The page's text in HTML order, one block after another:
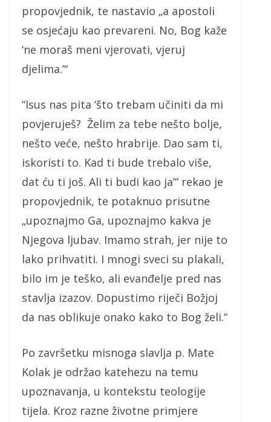
propovjednik, te nastavio „a apostoli
se osjećaju kao prevareni. No, Bog kaže
‘ne moraš meni vjerovati, vjeruj
djelima.’“
“Isus nas pita ‘što trebam učiniti da mi
povjeruješ? Želim za tebe nešto bolje,
nešto veće, nešto hrabrije. Dao sam ti,
iskoristi to. Kad ti bude trebalo više,
dat ću ti još. Ali ti budi kao ja’“ rekao je
propovjednik, te potaknuo prisutne
„upoznajmo Ga, upoznajmo kakva je
Njegova ljubav. Imamo strah, jer nije to
lako prihvatiti. I mnogi sveci su plakali,
bilo im je teško, ali evanđelje pred nas
stavlja izazov. Dopustimo riječi Božjoj
da nas oblikuje onako kako to Bog želi.“
Po završetku misnoga slavlja p. Mate
Kolak je održao katehezu na temu
upoznavanja, u kontekstu teologije
tijela. Kroz razne životne primjere